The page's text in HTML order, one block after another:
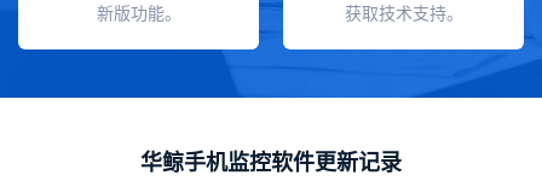
新版功能。
获取技术支持。
华鲸手机监控软件更新记录